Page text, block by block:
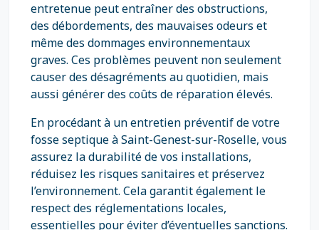
entretenue peut entraîner des obstructions,
des débordements, des mauvaises odeurs et
même des dommages environnementaux
graves. Ces problèmes peuvent non seulement
causer des désagréments au quotidien, mais
aussi générer des coûts de réparation élevés.
En procédant à un entretien préventif de votre
fosse septique à Saint-Genest-sur-Roselle, vous
assurez la durabilité de vos installations,
réduisez les risques sanitaires et préservez
l’environnement. Cela garantit également le
respect des réglementations locales,
essentielles pour éviter d’éventuelles sanctions.